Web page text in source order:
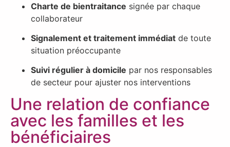
Charte de bientraitance signée par chaque
collaborateur
Signalement et traitement immédiat de toute
situation préoccupante
Suivi régulier à domicile par nos responsables
de secteur pour ajuster nos interventions
Une relation de confiance
avec les familles et les
bénéficiaires